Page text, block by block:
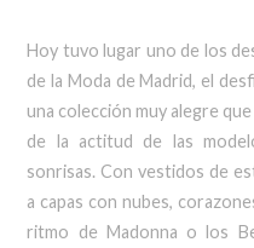
Hoy tuvo lugar uno de los
de la Moda de Madrid, el
una colección muy alegre
de la actitud de las
sonrisas. Con vestidos de
a capas con nubes,
ritmo de Madonna o los